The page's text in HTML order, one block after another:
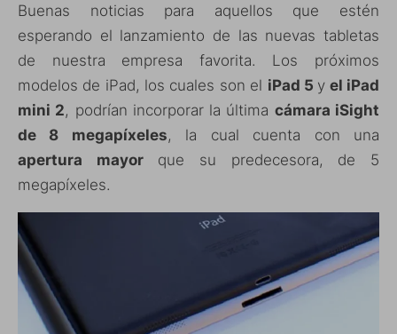
Buenas noticias para aquellos que estén
esperando el lanzamiento de las nuevas tabletas
de nuestra empresa favorita. Los próximos
modelos de iPad, los cuales son el iPad 5 y el iPad
mini 2, podrían incorporar la última cámara iSight
de 8 megapíxeles, la cual cuenta con una
apertura mayorque su predecesora, de 5
megapíxeles.